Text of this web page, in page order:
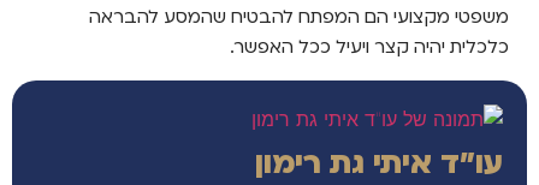
משפטי מקצועי הם המפתח להבטיח שהמסע להבראה
כלכלית יהיה קצר ויעיל ככל האפשר.
עו"ד איתי גת רימון